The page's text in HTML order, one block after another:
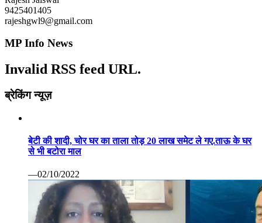
9425401405
rajeshgwl9@gmail.com
MP Info News
Invalid RSS feed URL.
ब्रेकिंग न्यूज़
बेटी की शादी, चोर घर का ताला तोड़ 20 लाख समेट ले गए.ताऊ के घर
से भी बटोरा माल
—02/10/2022